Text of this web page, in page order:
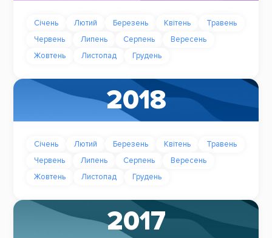
Січень Лютий Березень Квітень
Травень
Червень
Липень Серпень
Вересень
Жовтень
Листопад Грудень
2018
Січень Лютий Березень Квітень
Травень
Червень
Липень Серпень
Вересень
Жовтень
Листопад Грудень
2017